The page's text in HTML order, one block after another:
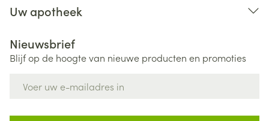
Uw apotheek
Nieuwsbrief
Blijf op de hoogte van nieuwe producten en promoties